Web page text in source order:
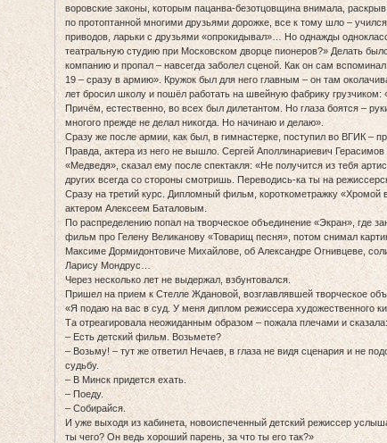
воровские законы, которым пацанва-безотцовщина внимала,
по протоптанной многими друзьями дорожке, все к тому шло –
приводов, ларьки с друзьями «опрокидывал»… Но однажды
театральную студию при Московском дворце пионеров?» Делать
компанию и пропал – навсегда заболел сценой. Как он сам
19 – сразу в армию». Кружок был для него главным – он там
лет бросил школу и пошёл работать на швейную фабрику
Причём, естественно, во всех был дилетантом. Но глаза боятся –
многого прежде не делал никогда. Но начинаю и делаю».
Сразу же после армии, как был, в гимнастерке, поступил во ВГИК –
Правда, актера из него не вышло. Сергей Аполлинариевич Герасимов
«Медведя», сказал ему после спектакля: «Не получится из тебя
других всегда со стороны смотришь. Переводись-ка ты на
Сразу на третий курс. Дипломный фильм, короткометражку «Хромой
актером Алексеем Баталовым.
По распределению попал на творческое объединение «Экран», где
фильм про Гелену Великанову «Товарищ песня», потом снимал
Максиме Дормидонтовиче Михайлове, об Александре Огнивцеве,
Ларису Мондрус…
Через несколько лет не выдержал, взбунтовался.
Пришел на прием к Стелле Ждановой, возглавлявшей творческое
«Я подаю на вас в суд. У меня диплом режиссера художественного
Та отреагировала неожиданным образом – пожала плечами и сказала:
– Есть детский фильм. Возьмете?
– Возьму! – тут же ответил Нечаев, в глаза не видя сценария и не
судьбу.
– В Минск придется ехать.
– Поеду.
– Собирайся.
И уже выходя из кабинета, новоиспеченный детский режиссер
ты чего? Он ведь хороший парень, за что ты его так?»